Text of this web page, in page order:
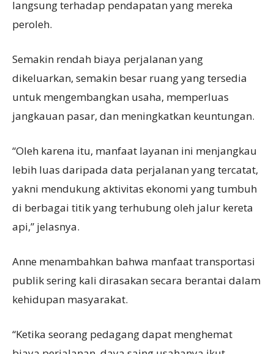
langsung terhadap pendapatan yang mereka
peroleh.
Semakin rendah biaya perjalanan yang
dikeluarkan, semakin besar ruang yang tersedia
untuk mengembangkan usaha, memperluas
jangkauan pasar, dan meningkatkan keuntungan.
“Oleh karena itu, manfaat layanan ini menjangkau
lebih luas daripada data perjalanan yang tercatat,
yakni mendukung aktivitas ekonomi yang tumbuh
di berbagai titik yang terhubung oleh jalur kereta
api,” jelasnya.
Anne menambahkan bahwa manfaat transportasi
publik sering kali dirasakan secara berantai dalam
kehidupan masyarakat.
“Ketika seorang pedagang dapat menghemat